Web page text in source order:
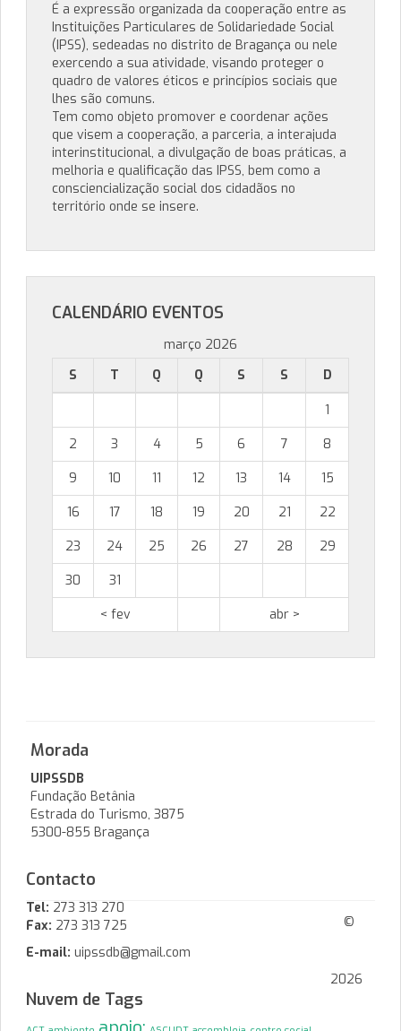
É a expressão organizada da cooperação entre as
Instituições Particulares de Solidariedade Social
(IPSS), sedeadas no distrito de Bragança ou nele
exercendo a sua atividade, visando proteger o
quadro de valores éticos e princípios sociais que
lhes são comuns.
Tem como objeto promover e coordenar ações
que visem a cooperação, a parceria, a interajuda
interinstitucional, a divulgação de boas práticas, a
melhoria e qualificação das IPSS, bem como a
consciencialização social dos cidadãos no
território onde se insere.
CALENDÁRIO EVENTOS
março 2026
S
T Q Q S S D
1
2
3 4 5 6 7
8
9
10 11 12 13 14
15
16
17 18 19 20 21
22
23
24 25 26 27 28
29
30
31
< fev
abr >
Morada
UIPSSDB
Fundação Betânia
Estrada do Turismo, 3875
5300-855 Bragança
Contacto
Tel: 273 313 270
Fax: 273 313 725
E-mail: uipssdb@gmail.com
Nuvem de Tags
©
2026